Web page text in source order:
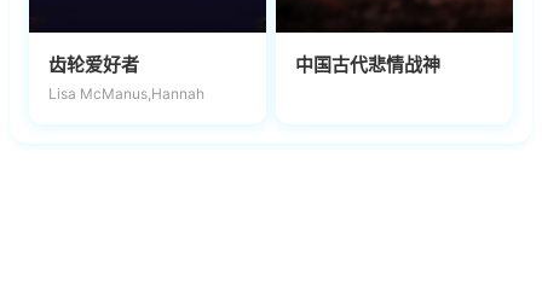
齿轮爱好者
Lisa McManus,Hannah
中国古代悲情战神